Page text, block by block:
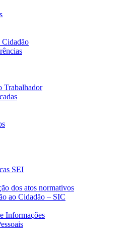
Cidadão
Trabalhador
SEI
dos atos normativos
ao Cidadão – SIC
Informações